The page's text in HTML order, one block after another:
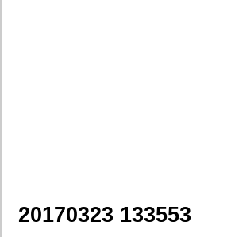
20170323 133553